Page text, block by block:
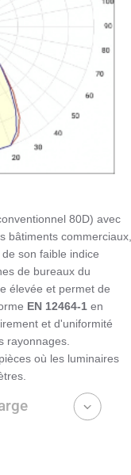
80D) avec
bâtiments commerciaux,
son faible indice
de bureaux du
élevée et permet de
EN 12464-1 en
et d'uniformité
rayonnages.
où les luminaires